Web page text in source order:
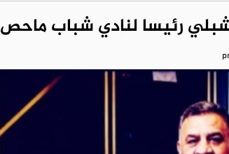
رئيسا لنادي شباب ماحص